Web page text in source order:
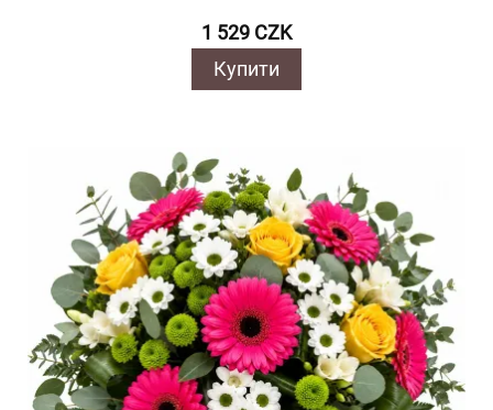
1 529 CZK
Купити